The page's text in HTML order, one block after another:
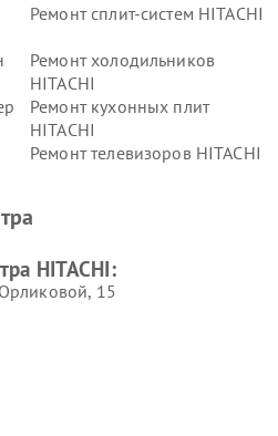
Ремонт сплит-систем HITACHI
Ремонт холодильников
HITACHI
Ремонт кухонных плит
HITACHI
Ремонт телевизоров HITACHI
HITACHI
HITACHI
HITACHI:
15